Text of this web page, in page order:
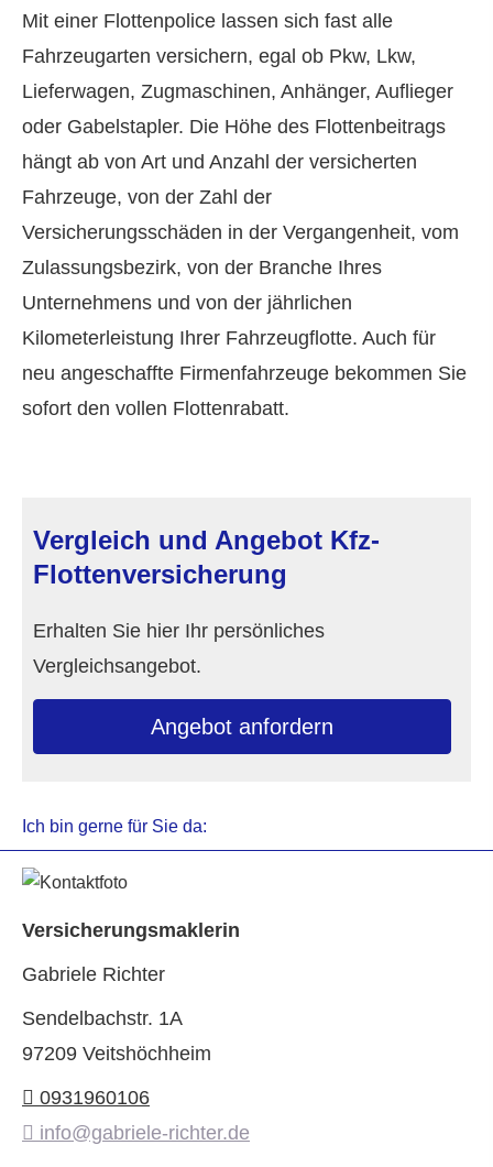
Mit einer Flottenpolice lassen sich fast alle
Fahrzeugarten ver­sichern, egal ob Pkw, Lkw,
Lieferwagen, Zugmaschinen, Anhänger, Auflieger
oder Gabelstapler. Die Höhe des Flottenbeitrags
hängt ab von Art und Anzahl der versicherten
Fahrzeuge, von der Zahl der
Versicherungsschäden in der Vergangenheit, vom
Zulassungsbezirk, von der Branche Ihres
Unternehmens und von der jährlichen
Kilometerleistung Ihrer Fahrzeugflotte. Auch für
neu angeschaffte Firmenfahrzeuge bekommen Sie
sofort den vollen Flottenrabatt.
Vergleich und Angebot Kfz-
Flottenversicherung
Erhalten Sie hier Ihr persönliches
Vergleichsangebot.
An­ge­bot an­for­dern
Ich bin gerne für Sie da:
Ver­sicherungs­maklerin
Gabriele Richter
Sendelbachstr. 1A
97209 Veitshöchheim
0931960106
info@gabriele-richter.de